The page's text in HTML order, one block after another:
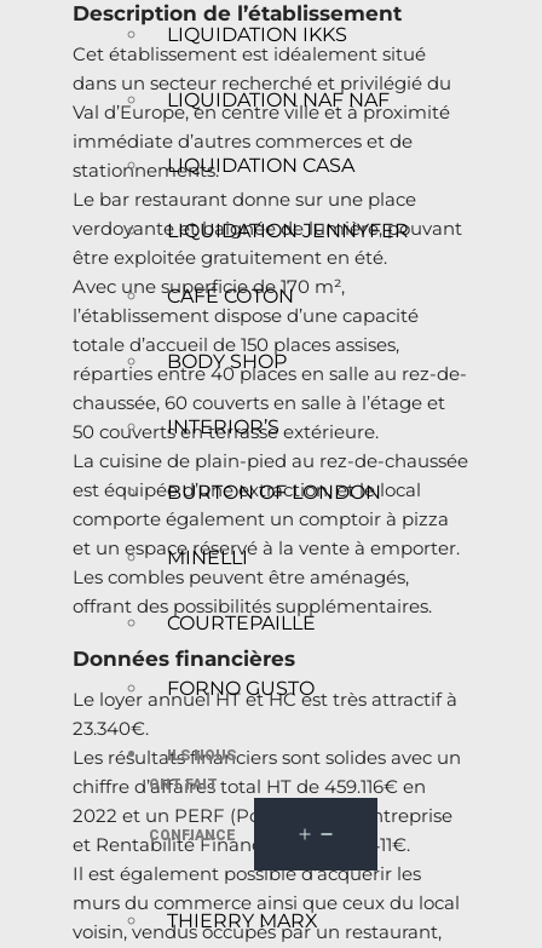
LIQUIDATION IKKS
LIQUIDATION NAF NAF
LIQUIDATION CASA
LIQUIDATION JENNYFER
CAFÉ COTON
BODY SHOP
INTERIOR’S
BURTON OF LONDON
MINELLI
COURTEPAILLE
FORNO GUSTO
ILS NOUS
ONT FAIT
CONFIANCE
THIERRY MARX
Description de l’établissement
Cet établissement est idéalement situé
dans un secteur recherché et privilégié du
Val d’Europe, en centre ville et à proximité
immédiate d’autres commerces et de
stationnements.
Le bar restaurant donne sur une place
verdoyante et baignée de lumière, pouvant
être exploitée gratuitement en été.
Avec une superficie de 170 m²,
l’établissement dispose d’une capacité
totale d’accueil de 150 places assises,
réparties entre 40 places en salle au rez-de-
chaussée, 60 couverts en salle à l’étage et
50 couverts en terrasse extérieure.
La cuisine de plain-pied au rez-de-chaussée
est équipée d’une extraction, et le local
comporte également un comptoir à pizza
et un espace réservé à la vente à emporter.
Les combles peuvent être aménagés,
offrant des possibilités supplémentaires.
Données financières
Le loyer annuel HT et HC est très attractif à
23.340€.
Les résultats financiers sont solides avec un
chiffre d’affaires total HT de 459.116€ en
2022 et un PERF (Potentiel de l’Entreprise
et Rentabilité Financière) de 104.411€.
Il est également possible d’acquérir les
murs du commerce ainsi que ceux du local
voisin, vendus occupés par un restaurant,